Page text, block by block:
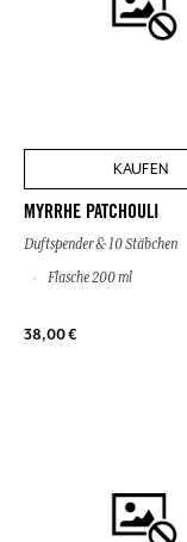
KAUFEN
MYRRHE PATCHOULI
Duftspender & 10 Stäbchen
Flasche 200 ml
38,00 €